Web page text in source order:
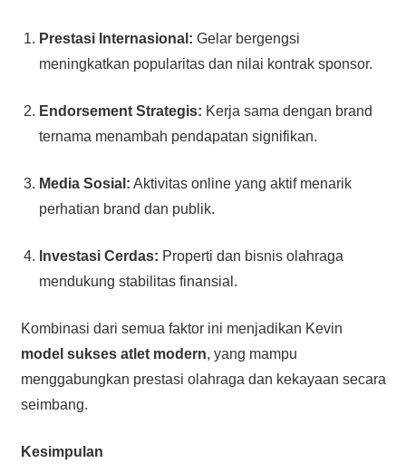
Prestasi Internasional: Gelar bergengsi
meningkatkan popularitas dan nilai kontrak sponsor.
Endorsement Strategis: Kerja sama dengan brand
ternama menambah pendapatan signifikan.
Media Sosial: Aktivitas online yang aktif menarik
perhatian brand dan publik.
Investasi Cerdas: Properti dan bisnis olahraga
mendukung stabilitas finansial.
Kombinasi dari semua faktor ini menjadikan Kevin
model sukses atlet modern, yang mampu
menggabungkan prestasi olahraga dan kekayaan secara
seimbang.
Kesimpulan